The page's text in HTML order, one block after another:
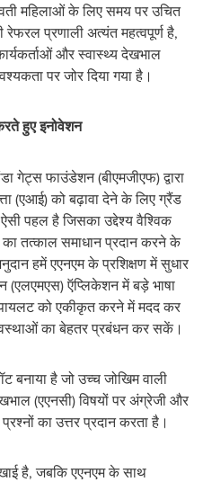
महिलाओं के लिए समय पर उचित
प्रणाली अत्यंत महत्वपूर्ण है,
और स्वास्थ्य देखभाल
पर जोर दिया गया है।
हुए इनोवेशन
गेट्स फाउंडेशन (बीएमजीएफ) द्वारा
(एआई) को बढ़ावा देने के लिए ग्रैंड
पहल है जिसका उद्देश्य वैश्विक
तत्काल समाधान प्रदान करने के
हमें एएनएम के प्रशिक्षण में सुधार
(एलएमएस) ऍप्लिकेशन में बड़े भाषा
पायलट को एकीकृत करने में मदद कर
का बेहतर प्रबंधन कर सकें।
बनाया है जो उच्च जोखिम वाली
(एएनसी) विषयों पर अंग्रेजी और
का उत्तर प्रदान करता है।
है, जबकि एएनएम के साथ